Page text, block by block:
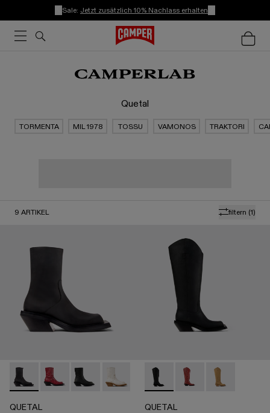
Sale: Jetzt zusätzlich 10% Nachlass erhalten
Quetal
TORMENTA MIL 1978 TOSSU VAMONOS TRAKTORI
filtern (1)
9 ARTIKEL
QUETAL - A700021-001 - Schwarzer Stiefel aus Nubukleder
QUETAL - A700021-008 - Red
QUETAL - A700021-007 - Multicolor
QUETAL - A700021-004 - Weißer
QUETAL - A700021-003 -
QUETAL - A700021-
QUETAL
QUETAL - A700027-003 -
QUETAL -QUETAL -
QUETAL